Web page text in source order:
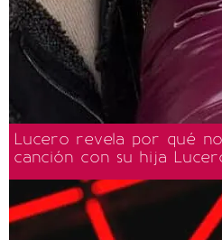
Lucero revela por qué
canción con su hija